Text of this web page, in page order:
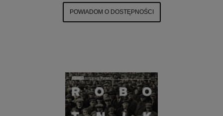
POWIADOM O DOSTĘPNOŚCI